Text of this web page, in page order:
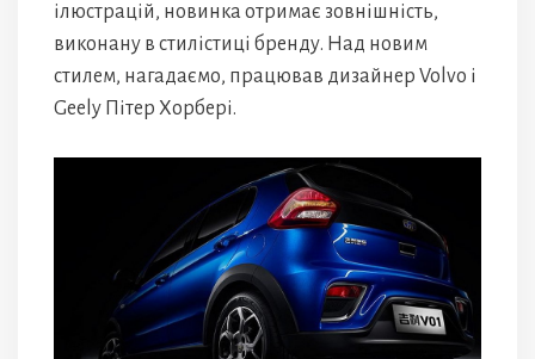
ілюстрацій, новинка отримає зовнішність,
виконану в стилістиці бренду. Над новим
стилем, нагадаємо, працював дизайнер Volvo і
Geely Пітер Хорбері.